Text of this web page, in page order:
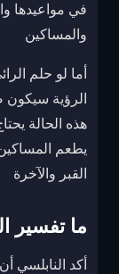
في مواعيدها
والمساكين
أما لو حلم
الرؤية سيكون
هذه الحالة
يطعم
القبر والآخرة
ما تفسير
أكد النابلسي